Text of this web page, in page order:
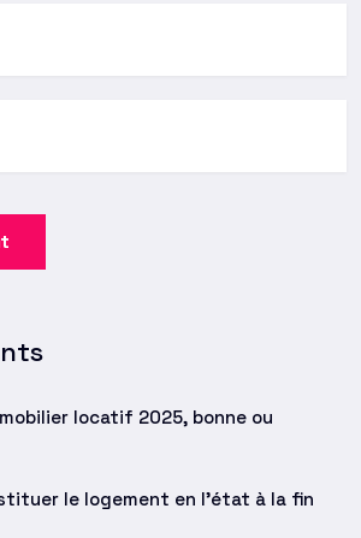
locatif 2025, bonne ou
le logement en l’état à la fin